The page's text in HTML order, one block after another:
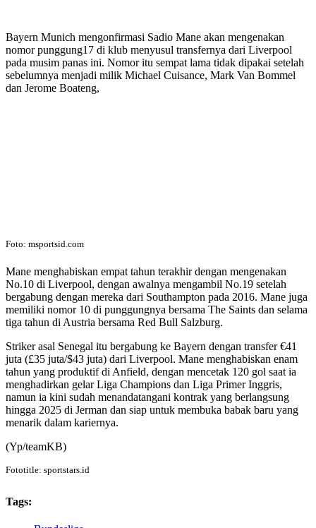
Bayern Munich mengonfirmasi Sadio Mane akan mengenakan
nomor punggung17 di klub menyusul transfernya dari Liverpool
pada musim panas ini. Nomor itu sempat lama tidak dipakai setelah
sebelumnya menjadi milik Michael Cuisance, Mark Van Bommel
dan Jerome Boateng,
Foto: msportsid.com
Mane menghabiskan empat tahun terakhir dengan mengenakan
No.10 di Liverpool, dengan awalnya mengambil No.19 setelah
bergabung dengan mereka dari Southampton pada 2016. Mane juga
memiliki nomor 10 di punggungnya bersama The Saints dan selama
tiga tahun di Austria bersama Red Bull Salzburg.
Striker asal Senegal itu bergabung ke Bayern dengan transfer €41
juta (£35 juta/$43 juta) dari Liverpool. Mane menghabiskan enam
tahun yang produktif di Anfield, dengan mencetak 120 gol saat ia
menghadirkan gelar Liga Champions dan Liga Primer Inggris,
namun ia kini sudah menandatangani kontrak yang berlangsung
hingga 2025 di Jerman dan siap untuk membuka babak baru yang
menarik dalam kariernya.
(Yp/teamKB)
Fototitle: sportstars.id
Tags: